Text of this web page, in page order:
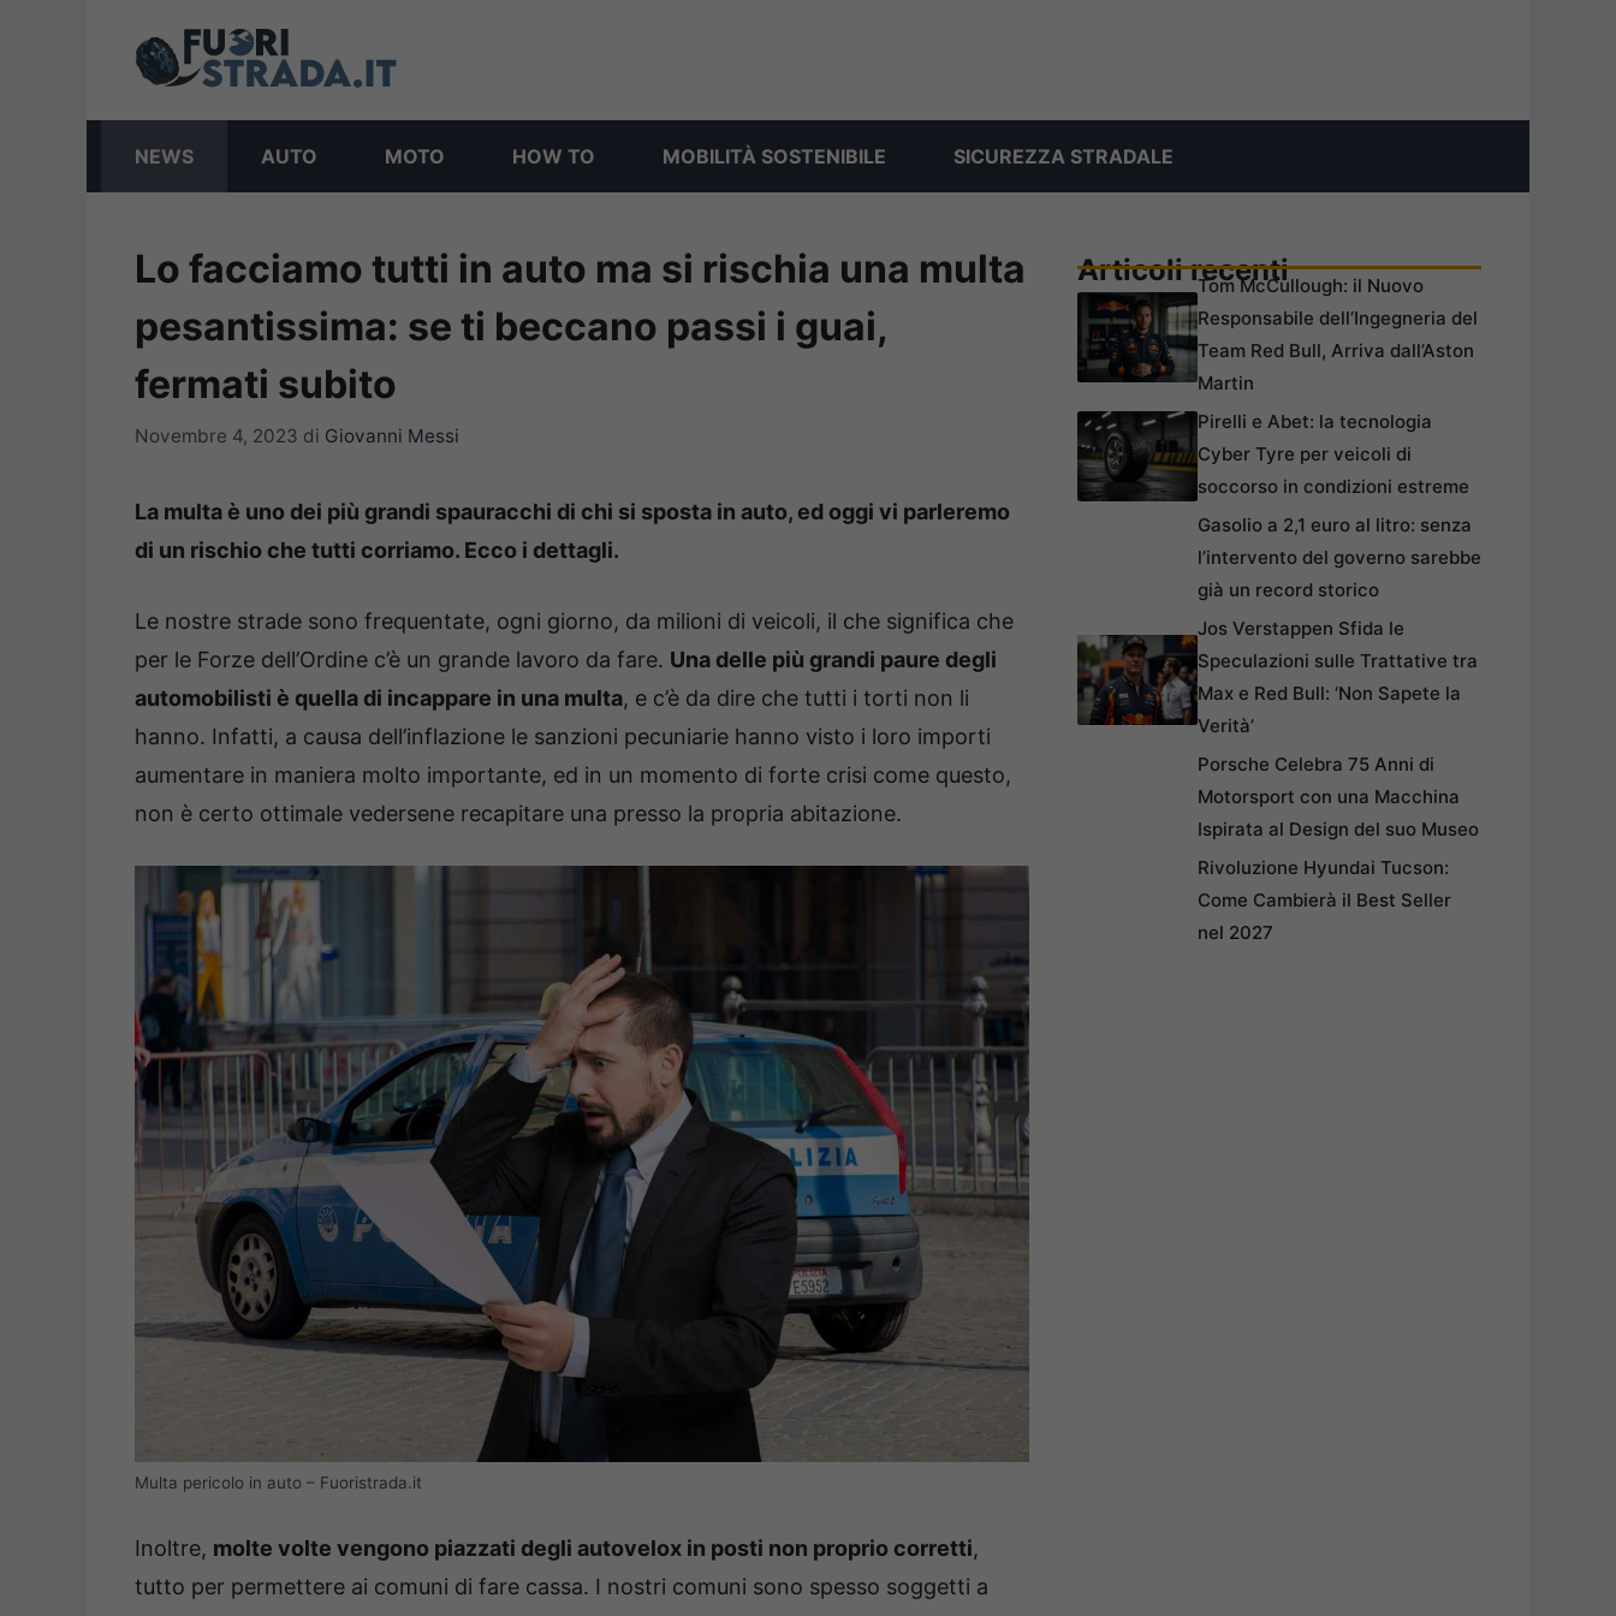
NEWS AUTO MOTO HOW TO MOBILITÀ SOSTENIBILE SICUREZZA STRADALE
Lo facciamo tutti in auto ma si rischia una multa
pesantissima: se ti beccano passi i guai,
fermati subito
Novembre 4, 2023 di Giovanni Messi
La multa è uno dei più grandi spauracchi di chi si sposta in auto, ed oggi vi parleremo
di un rischio che tutti corriamo. Ecco i dettagli.
Le nostre strade sono frequentate, ogni giorno, da milioni di veicoli, il che significa che
per le Forze dell’Ordine c’è un grande lavoro da fare. Una delle più grandi paure degli
automobilisti è quella di incappare in una multa, e c’è da dire che tutti i torti non li
hanno. Infatti, a causa dell’inflazione le sanzioni pecuniarie hanno visto i loro importi
aumentare in maniera molto importante, ed in un momento di forte crisi come questo,
non è certo ottimale vedersene recapitare una presso la propria abitazione.
Multa pericolo in auto – Fuoristrada.it
Inoltre, molte volte vengono piazzati degli autovelox in posti non proprio corretti,
tutto per permettere ai comuni di fare cassa. I nostri comuni sono spesso soggetti a
Articoli recentiTom McCullough: il Nuovo
Responsabile dell’Ingegneria del
Team Red Bull, Arriva dall’Aston
Martin
Pirelli e Abet: la tecnologia
Cyber Tyre per veicoli di
soccorso in condizioni estreme
Gasolio a 2,1 euro al litro: senza
l’intervento del governo sarebbe
già un record storico
Jos Verstappen Sfida le
Speculazioni sulle Trattative tra
Max e Red Bull: ‘Non Sapete la
Verità’
Porsche Celebra 75 Anni di
Motorsport con una Macchina
Ispirata al Design del suo Museo
Rivoluzione Hyundai Tucson:
Come Cambierà il Best Seller
nel 2027